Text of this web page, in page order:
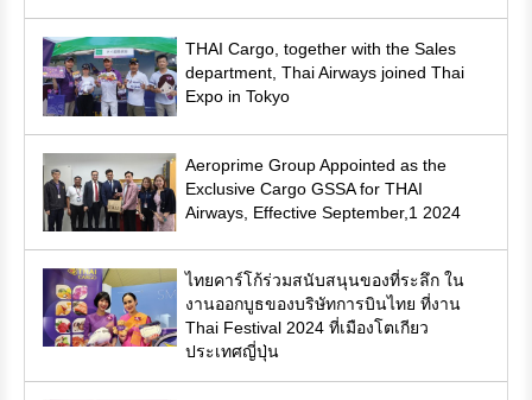
THAI Cargo, together with the Sales
department, Thai Airways joined Thai
Expo in Tokyo
Aeroprime Group Appointed as the
Exclusive Cargo GSSA for THAI
Airways, Effective September,1 2024
ไทยคาร์โก้ร่วมสนับสนุนของที่ระลึก ใน
งานออกบูธของบริษัทการบินไทย ที่งาน
Thai Festival 2024 ที่เมืองโตเกียว
ประเทศญี่ปุ่น